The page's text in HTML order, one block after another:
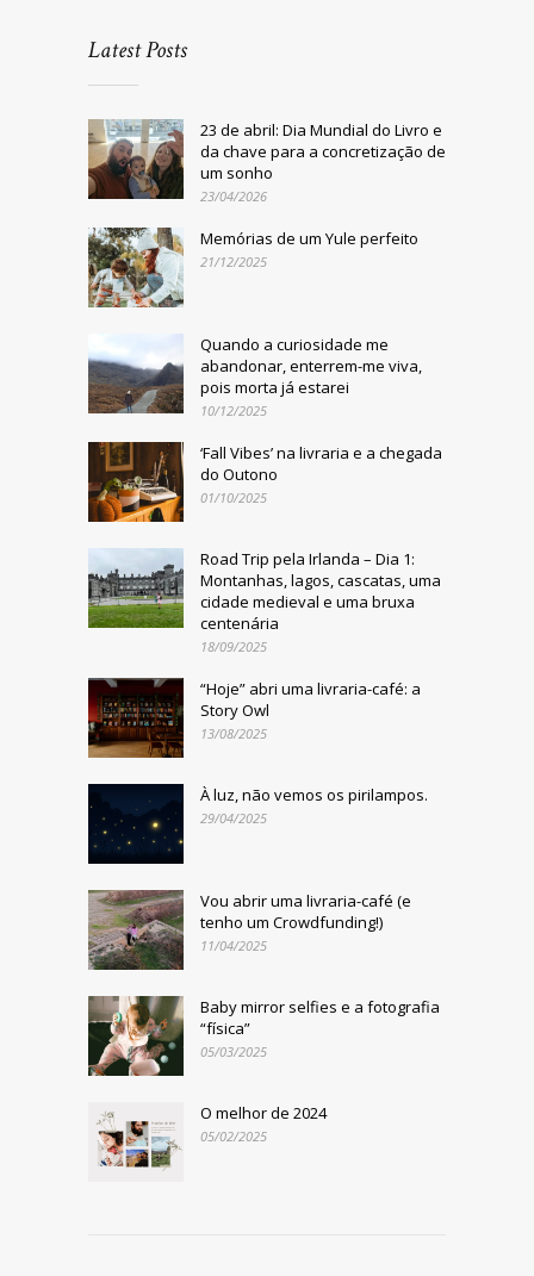
Latest Posts
23 de abril: Dia Mundial do Livro e
da chave para a concretização de
um sonho
23/04/2026
Memórias de um Yule perfeito
21/12/2025
Quando a curiosidade me
abandonar, enterrem-me viva,
pois morta já estarei
10/12/2025
‘Fall Vibes’ na livraria e a chegada
do Outono
01/10/2025
Road Trip pela Irlanda – Dia 1:
Montanhas, lagos, cascatas, uma
cidade medieval e uma bruxa
centenária
18/09/2025
“Hoje” abri uma livraria-café: a
Story Owl
13/08/2025
À luz, não vemos os pirilampos.
29/04/2025
Vou abrir uma livraria-café (e
tenho um Crowdfunding!)
11/04/2025
Baby mirror selfies e a fotografia
“física”
05/03/2025
O melhor de 2024
05/02/2025